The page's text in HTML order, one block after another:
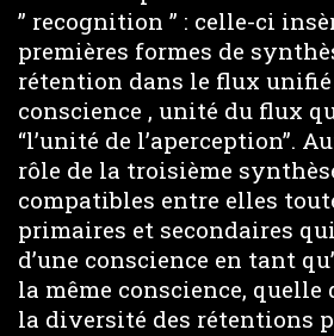
” recognition ” : celle-ci
premières formes de
rétention dans le flux unifié
conscience , unité du flux
“l’unité de l’aperception”.
rôle de la troisième
compatibles entre elles
primaires et secondaires
d’une conscience en tant
la même conscience, quelle
la diversité des rétentions